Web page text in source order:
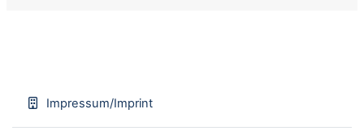
Impressum/Imprint